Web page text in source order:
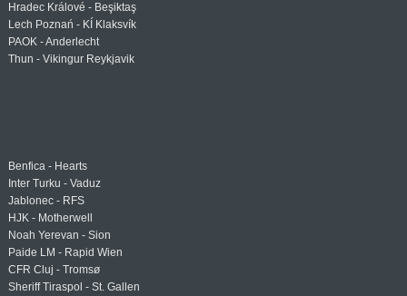
Hradec Králové - Beşiktaş
Lech Poznań - KÍ Klaksvík
PAOK - Anderlecht
Thun - Vikingur Reykjavik
Benfica - Hearts
Inter Turku - Vaduz
Jablonec - RFS
HJK - Motherwell
Noah Yerevan - Sion
Paide LM - Rapid Wien
CFR Cluj - Tromsø
Sheriff Tiraspol - St. Gallen